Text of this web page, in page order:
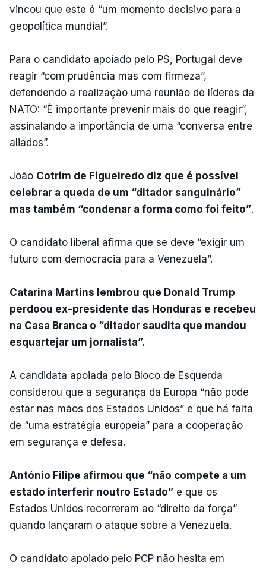
vincou que este é “um momento decisivo para a
geopolítica mundial”.
Para o candidato apoiado pelo PS, Portugal deve
reagir “com prudência mas com firmeza”,
defendendo a realização uma reunião de líderes da
NATO: “É importante prevenir mais do que reagir”,
assinalando a importância de uma “conversa entre
aliados”.
João Cotrim de Figueiredo diz que é possível
celebrar a queda de um “ditador sanguinário”
mas também “condenar a forma como foi feito”.
O candidato liberal afirma que se deve “exigir um
futuro com democracia para a Venezuela”.
Catarina Martins lembrou que Donald Trump
perdoou ex-presidente das Honduras e recebeu
na Casa Branca o “ditador saudita que mandou
esquartejar um jornalista”.
A candidata apoiada pelo Bloco de Esquerda
considerou que a segurança da Europa “não pode
estar nas mãos dos Estados Unidos” e que há falta
de “uma estratégia europeia” para a cooperação
em segurança e defesa.
António Filipe afirmou que “não compete a um
estado interferir noutro Estado” e que os
Estados Unidos recorreram ao “direito da força”
quando lançaram o ataque sobre a Venezuela.
O candidato apoiado pelo PCP não hesita em